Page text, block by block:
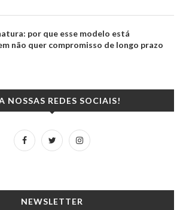
por que esse modelo está
não quer compromisso de longo prazo
NOSSAS REDES SOCIAIS!
NEWSLETTER